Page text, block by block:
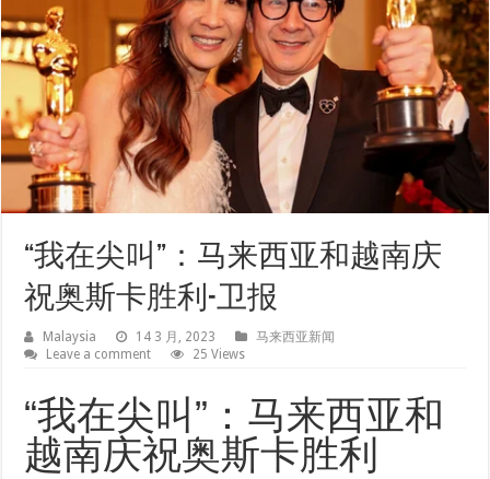
“我在尖叫”：马来西亚和越南庆
祝奥斯卡胜利-卫报
Malaysia 14 3 月, 2023
马来西亚新闻
Leave a comment
25 Views
“我在尖叫”：马来西亚和
越南庆祝奥斯卡胜利